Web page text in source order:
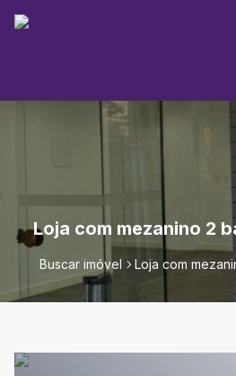
Loja com mezanino 2
Buscar imóvel Loja com